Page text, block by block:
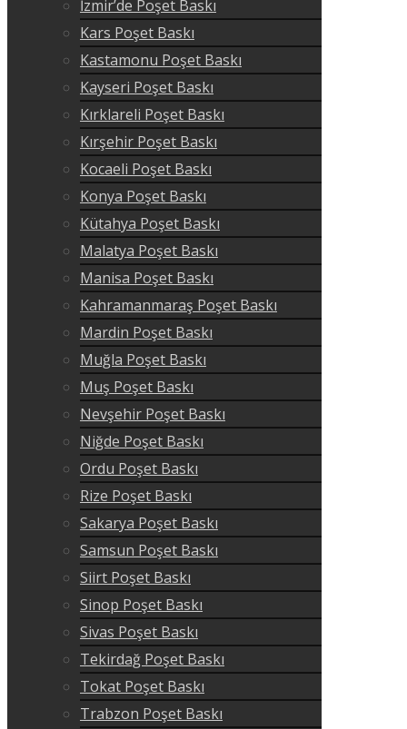
İzmir’de Poşet Baskı
Kars Poşet Baskı
Kastamonu Poşet Baskı
Kayseri Poşet Baskı
Kırklareli Poşet Baskı
Kırşehir Poşet Baskı
Kocaeli Poşet Baskı
Konya Poşet Baskı
Kütahya Poşet Baskı
Malatya Poşet Baskı
Manisa Poşet Baskı
Kahramanmaraş Poşet Baskı
Mardin Poşet Baskı
Muğla Poşet Baskı
Muş Poşet Baskı
Nevşehir Poşet Baskı
Niğde Poşet Baskı
Ordu Poşet Baskı
Rize Poşet Baskı
Sakarya Poşet Baskı
Samsun Poşet Baskı
Siirt Poşet Baskı
Sinop Poşet Baskı
Sivas Poşet Baskı
Tekirdağ Poşet Baskı
Tokat Poşet Baskı
Trabzon Poşet Baskı